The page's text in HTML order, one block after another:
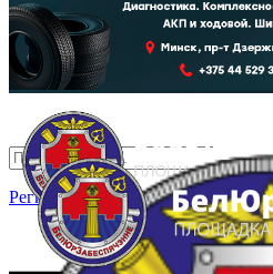
Регистрация Вход